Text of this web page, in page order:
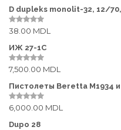
Гладкоствольные
Нарезные
Пневматические
Травмотические
ОПТИКА
Бинокли
0
o
u
t
o
f
5
D dupleks monolit-32, 12/70,
0
u
o
f
38.00 MDL
ИЖ 27-1С
0
u
o
f
7,500.00 MDL
Пистолеты Beretta M1934 и
0
u
6,000.00 MDL
Dupo 28